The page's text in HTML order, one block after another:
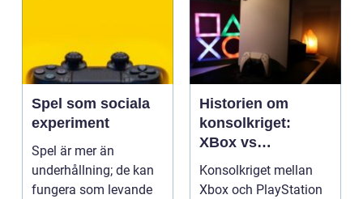
Spel som sociala
experiment
Spel är mer än
underhållning; de kan
fungera som levande
Historien om
konsolkriget:
XBox vs
PlayStation
Konsolkriget mellan
Xbox och PlayStation